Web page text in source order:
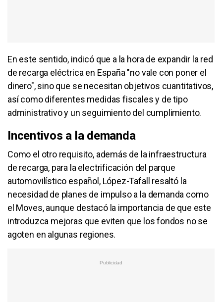
En este sentido, indicó que a la hora de expandir la red
de recarga eléctrica en España "no vale con poner el
dinero", sino que se necesitan objetivos cuantitativos,
así como diferentes medidas fiscales y de tipo
administrativo y un seguimiento del cumplimiento.
Incentivos a la demanda
Como el otro requisito, además de la infraestructura
de recarga, para la electrificación del parque
automovilístico español, López-Tafall resaltó la
necesidad de planes de impulso a la demanda como
el Moves, aunque destacó la importancia de que este
introduzca mejoras que eviten que los fondos no se
agoten en algunas regiones.